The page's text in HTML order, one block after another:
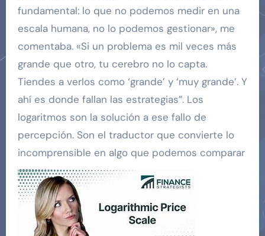
fundamental: lo que no podemos medir en una
escala humana, no lo podemos gestionar», me
comentaba. «Si un problema es mil veces más
grande que otro, tu cerebro no lo capta.
Tiendes a verlos como ‘grande’ y ‘muy grande’. Y
ahí es donde fallan las estrategias”. Los
logaritmos son la solución a ese fallo de
percepción. Son el traductor que convierte lo
incomprensible en algo que podemos comparar